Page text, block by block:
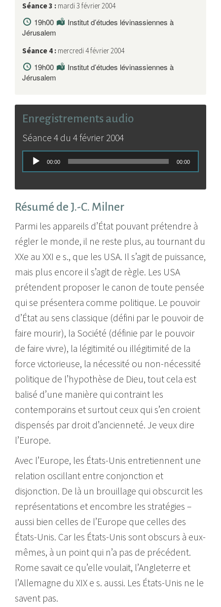
Séance 3 : mardi 3 février 2004
19h00
Institut d’études lévinassiennes à
Jérusalem
Séance 4 : mercredi 4 février 2004
19h00
Institut d’études lévinassiennes à
Jérusalem
Enregistrements audio
Séance 4 du 4 février 2004
Lecteur
audio
00:00 00:00
Résumé de J.-C. Milner
Parmi les appareils d’État pouvant prétendre à
régler le monde, il ne reste plus, au tournant du
XXe au XXI e s., que les USA. Il s’agit de puissance,
mais plus encore il s’agit de règle. Les USA
prétendent proposer le canon de toute pensée
qui se présentera comme politique. Le pouvoir
d’État au sens classique (défini par le pouvoir de
faire mourir), la Société (définie par le pouvoir
de faire vivre), la légitimité ou illégitimité de la
force victorieuse, la nécessité ou non-nécessité
politique de l’hypothèse de Dieu, tout cela est
balisé d’une manière qui contraint les
contemporains et surtout ceux qui s’en croient
dispensés par droit d’ancienneté. Je veux dire
l’Europe.
Avec l’Europe, les États-Unis entretiennent une
relation oscillant entre conjonction et
disjonction. De là un brouillage qui obscurcit les
représentations et encombre les stratégies –
aussi bien celles de l’Europe que celles des
États-Unis. Car les États-Unis sont obscurs à eux-
mêmes, à un point qui n’a pas de précédent.
Rome savait ce qu’elle voulait, l’Angleterre et
l’Allemagne du XIX e s. aussi. Les États-Unis ne le
savent pas.